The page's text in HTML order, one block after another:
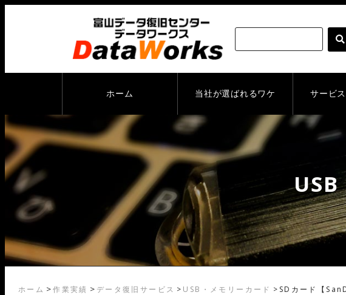
ホーム 当社が選ばれるワケ サービ
ホーム >作業実績 > データ復旧サービス > USB・メモリーカード > SDカード【